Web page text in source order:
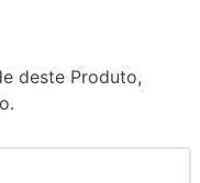
deste Produto,